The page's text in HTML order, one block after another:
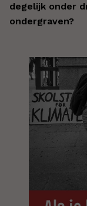
degelijk onder
ondergraven?